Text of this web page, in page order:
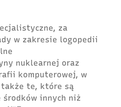
za
w zakresie logopedii
nuklearnej oraz
komputerowej, w
te, które są
środków innych niż